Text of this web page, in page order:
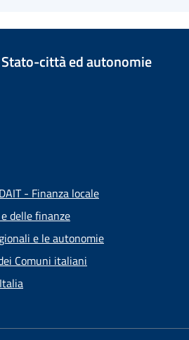
città ed autonomie
- Finanza locale
delle finanze
e le autonomie
Comuni italiani